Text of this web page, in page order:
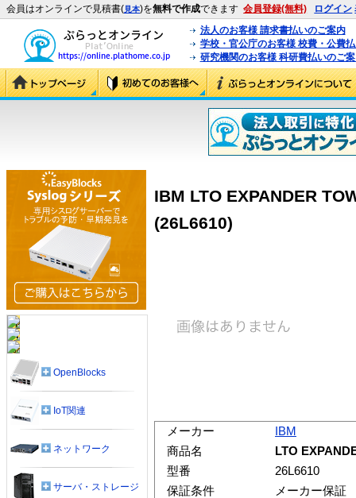
会員はオンラインで見積書(見本)を無料で作成できます 会員登録(無料) ログイン
法人のお客様 請求書払いのご案内
学校・官公庁のお客様 校費・公費
研究機関のお客様 科研費払いのご
IBM LTO EXPANDER
(26L6610)
メーカー
IBM
商品名
LTO
型番
26L6610
保証条件
メーカー保証
OpenBlocks
IoT関連
ネットワーク
サーバ・ストレージ